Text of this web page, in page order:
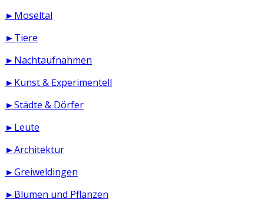
►Moseltal
►Tiere
►Nachtaufnahmen
►Kunst & Experimentell
►Städte & Dörfer
►Leute
►Architektur
►Greiweldingen
►Blumen und Pflanzen